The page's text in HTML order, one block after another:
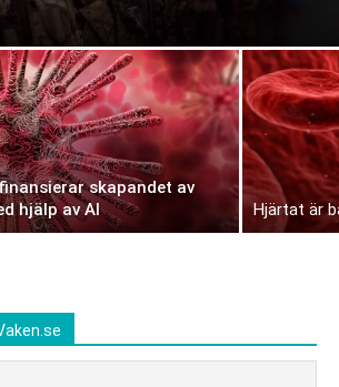
skapandet av
hjälp av AI
Hjärtat är